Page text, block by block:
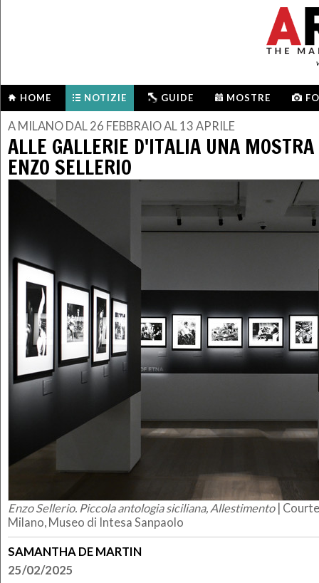
HOME NOTIZIE GUIDE MOSTRE
A MILANO DAL 26 FEBBRAIO AL 13 APRILE
ALLE GALLERIE D'ITALIA UNA MOSTRA
ENZO SELLERIO
Enzo Sellerio. Piccola antologia siciliana, Allestimento |
Milano, Museo di Intesa Sanpaolo
SAMANTHA DE MARTIN
25/02/2025